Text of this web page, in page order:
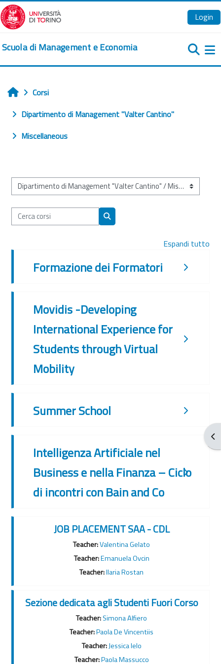
Vai al contenuto principale
Login
Scuola di Management e Economia
Home
Corsi
Dipartimento di Management "Valter Cantino"
Miscellaneous
Categorie di corso
Cerca corsi
Cerca corsi
Espandi tutto
Formazione dei Formatori
Movidis -Developing
International Experience for
Students through Virtual
Mobility
Summer School
Intelligenza Artificiale nel
Business e nella Finanza – Ciclo
di incontri con Bain and Co
JOB PLACEMENT SAA - CDL
Teacher:Valentina Gelato
Teacher:Emanuela Ovcin
Teacher:Ilaria Rostan
Sezione dedicata agli Studenti Fuori Corso
Teacher:Simona Alfiero
Teacher:Paola De Vincentiis
Teacher:Jessica Ielo
Teacher:Paola Massucco